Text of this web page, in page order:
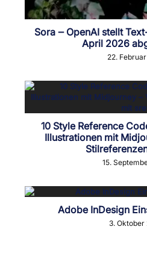
Sora ‒ OpenAI stellt
April 2026
22.
10 Style Reference
Illustrationen mit
15.
Adobe InDesign
3. Oktober